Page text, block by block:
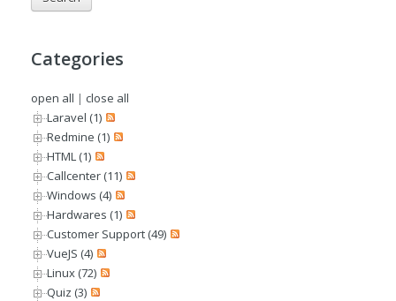
Categories
open all | close all
Laravel (1)
Redmine (1)
HTML (1)
Callcenter (11)
Windows (4)
Hardwares (1)
Customer Support (49)
VueJS (4)
Linux (72)
Quiz (3)